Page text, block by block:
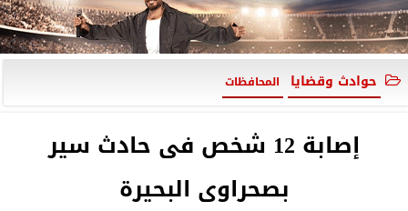
حوادث وقضايا المحافظات
إصابة 12 شخص فى حادث سير
بصحراوى البحيرة